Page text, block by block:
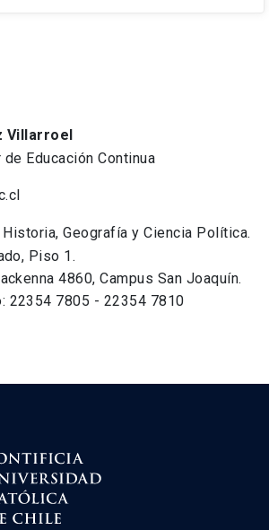
Villarroel
Educación Continua
Geografía y Ciencia Política.
Piso 1.
4860, Campus San Joaquín.
22354 7805 - 22354 7810